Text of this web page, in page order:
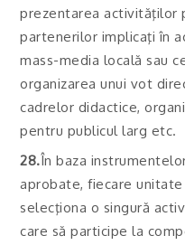
prezentarea activităţilor
partenerilor implicaţi în
mass-media locală sau
organizarea unui vot
cadrelor didactice,
pentru publicul larg etc.
28.În baza
aprobate, fiecare
selecţiona o singură
care să participe la